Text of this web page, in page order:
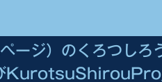
ージ）のくろつしろ